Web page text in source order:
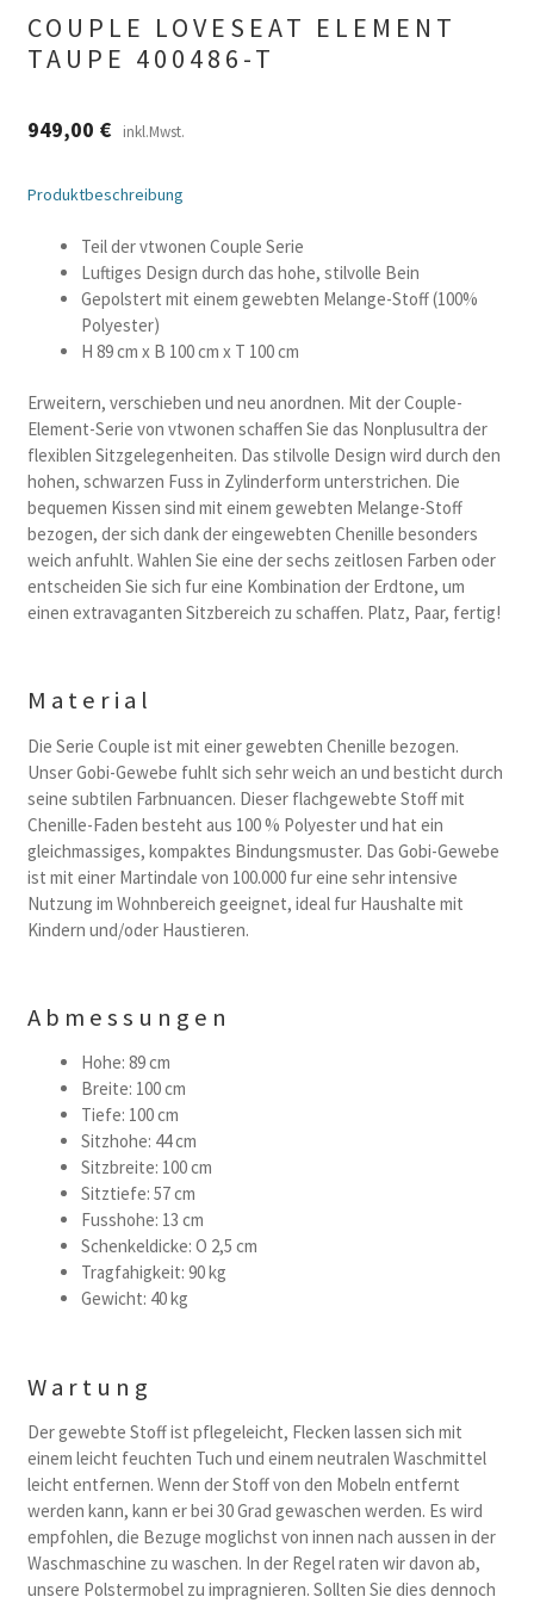
COUPLE LOVESEAT ELEMENT
TAUPE 400486-T
949,00 € inkl.Mwst.
Produktbeschreibung
Teil der vtwonen Couple Serie
Luftiges Design durch das hohe, stilvolle Bein
Gepolstert mit einem gewebten Melange-Stoff (100%
Polyester)
H 89 cm x B 100 cm x T 100 cm
Erweitern, verschieben und neu anordnen. Mit der Couple-
Element-Serie von vtwonen schaffen Sie das Nonplusultra der
flexiblen Sitzgelegenheiten. Das stilvolle Design wird durch den
hohen, schwarzen Fuss in Zylinderform unterstrichen. Die
bequemen Kissen sind mit einem gewebten Melange-Stoff
bezogen, der sich dank der eingewebten Chenille besonders
weich anfuhlt. Wahlen Sie eine der sechs zeitlosen Farben oder
entscheiden Sie sich fur eine Kombination der Erdtone, um
einen extravaganten Sitzbereich zu schaffen. Platz, Paar, fertig!
Material
Die Serie Couple ist mit einer gewebten Chenille bezogen.
Unser Gobi-Gewebe fuhlt sich sehr weich an und besticht durch
seine subtilen Farbnuancen. Dieser flachgewebte Stoff mit
Chenille-Faden besteht aus 100 % Polyester und hat ein
gleichmassiges, kompaktes Bindungsmuster. Das Gobi-Gewebe
ist mit einer Martindale von 100.000 fur eine sehr intensive
Nutzung im Wohnbereich geeignet, ideal fur Haushalte mit
Kindern und/oder Haustieren.
Abmessungen
Hohe: 89 cm
Breite: 100 cm
Tiefe: 100 cm
Sitzhohe: 44 cm
Sitzbreite: 100 cm
Sitztiefe: 57 cm
Fusshohe: 13 cm
Schenkeldicke: O 2,5 cm
Tragfahigkeit: 90 kg
Gewicht: 40 kg
Wartung
Der gewebte Stoff ist pflegeleicht, Flecken lassen sich mit
einem leicht feuchten Tuch und einem neutralen Waschmittel
leicht entfernen. Wenn der Stoff von den Mobeln entfernt
werden kann, kann er bei 30 Grad gewaschen werden. Es wird
empfohlen, die Bezuge moglichst von innen nach aussen in der
Waschmaschine zu waschen. In der Regel raten wir davon ab,
unsere Polstermobel zu impragnieren. Sollten Sie dies dennoch